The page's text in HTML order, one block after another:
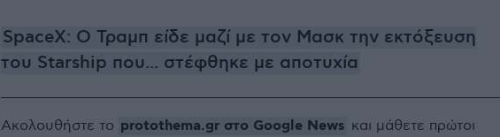
SpaceX: Ο Τραμπ είδε μαζί με τον Μασκ την εκτόξευση
του Starship που... στέφθηκε με αποτυχία
Ακολουθήστε το protothema.gr στο Google News και μάθετε πρώτοι